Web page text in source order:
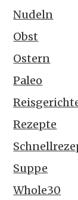
Nudeln
Obst
Ostern
Paleo
Rezepte
Suppe
Whole30